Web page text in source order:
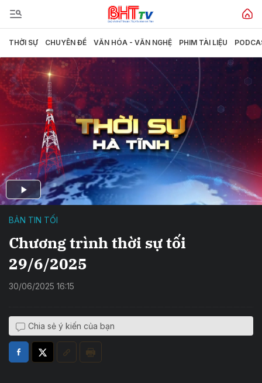
THỜI SỰ CHUYÊN ĐỀ VĂN HÓA - VĂN NGHỆ PHIM TÀI LIỆU
BẢN TIN TỐI
Chương trình thời sự tối
29/6/2025
30/06/2025 16:15
Chia sẻ ý kiến của bạn